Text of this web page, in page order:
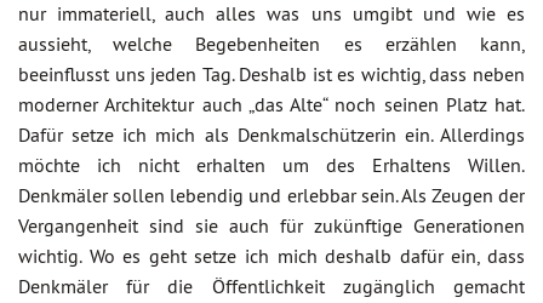
nur immateriell, auch alles was uns umgibt und wie es
aussieht, welche Begebenheiten es erzählen kann,
beeinflusst uns jeden Tag. Deshalb ist es wichtig, dass neben
moderner Architektur auch „das Alte“ noch seinen Platz hat.
Dafür setze ich mich als Denkmalschützerin ein. Allerdings
möchte ich nicht erhalten um des Erhaltens Willen.
Denkmäler sollen lebendig und erlebbar sein. Als Zeugen der
Vergangenheit sind sie auch für zukünftige Generationen
wichtig. Wo es geht setze ich mich deshalb dafür ein, dass
Denkmäler für die Öffentlichkeit zugänglich gemacht